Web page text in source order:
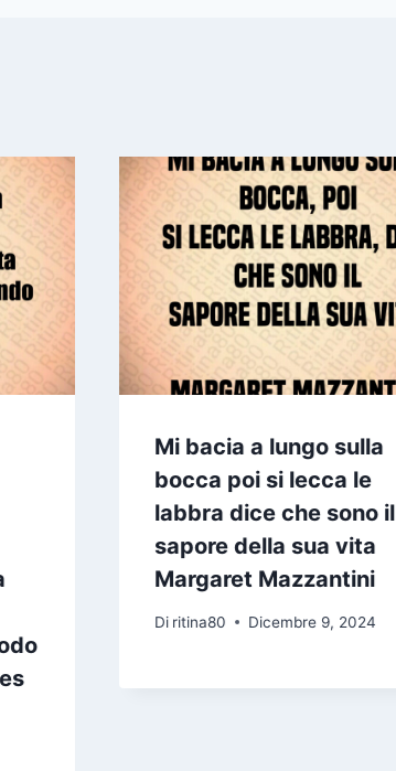
Mi bacia a lungo sulla
bocca poi si lecca le
labbra dice che sono il
sapore della sua vita
Margaret Mazzantini
Di ritina80 Dicembre 9, 2024